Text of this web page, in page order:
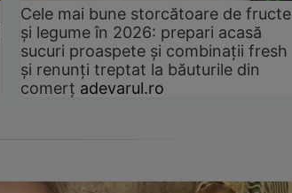
Cele mai bune storcătoare de fructe
și legume în 2026: prepari acasă
sucuri proaspete și combinații fresh
și renunți treptat la băuturile din
comerț adevarul.ro